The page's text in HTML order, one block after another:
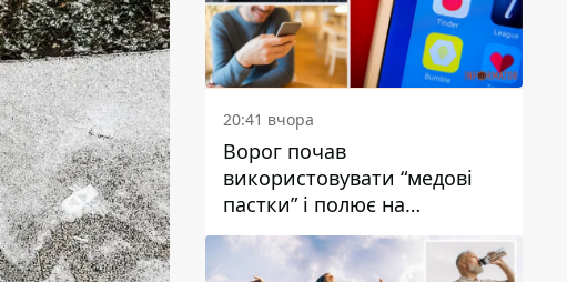
20:41 вчора
Ворог почав
використовувати “медові
пастки” і полює на
українських військових